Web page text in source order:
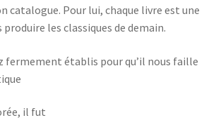
catalogue. Pour lui, chaque livre est une
les classiques de demain.
fermement établis pour qu’il nous faille
il fut